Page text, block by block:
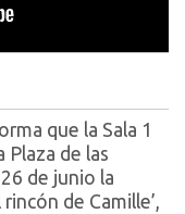
que la Sala 1
Plaza de las
de junio la
de Camille’,